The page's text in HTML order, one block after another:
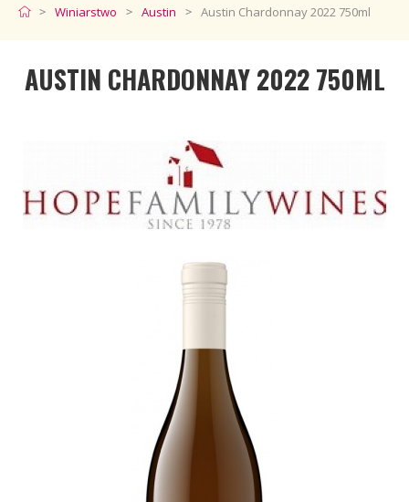
Winiarstwo Austin Austin Chardonnay 2022 750ml
AUSTIN CHARDONNAY 2022 750ML